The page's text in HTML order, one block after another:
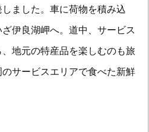
ました。車に荷物を積み込
伊良湖岬へ。道中、サービス
地元の特産品を楽しむのも旅
サービスエリアで食べた新鮮